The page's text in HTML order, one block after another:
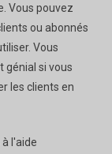
Vous pouvez
ou abonnés
Vous
génial si vous
les clients en
l'aide